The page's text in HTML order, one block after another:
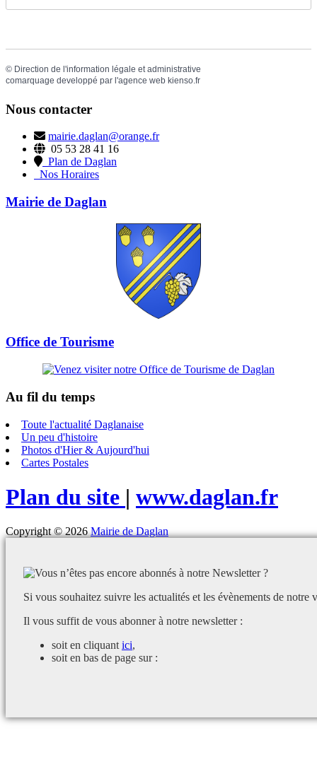
© Direction de l'information légale et administrative
comarquage developpé par l'agence web kienso.fr
Nous contacter
mairie.daglan@orange.fr
05 53 28 41 16
Plan de Daglan
Nos Horaires
Mairie de Daglan
Office de Tourisme
Au fil du temps
Toute l'actualité Daglanaise
Un peu d'histoire
Photos d'Hier & Aujourd'hui
Cartes Postales
Plan du site | www.daglan.fr
Copyright © 2026Mairie de Daglan
Si vous souhaitez suivre les actualités et les évènements de
Il vous suffit de vous abonner à notre newsletter :
soit en cliquantici,
soit en bas de page sur :